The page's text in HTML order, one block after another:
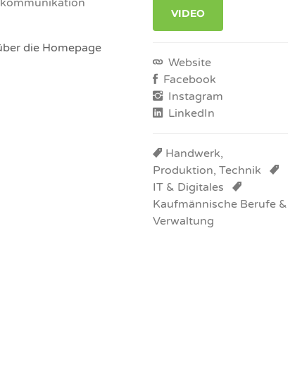
die Homepage
VIDEO
Website
Facebook
Instagram
LinkedIn
Handwerk,
Produktion, Technik
IT & Digitales
Kaufmännische Berufe &
Verwaltung